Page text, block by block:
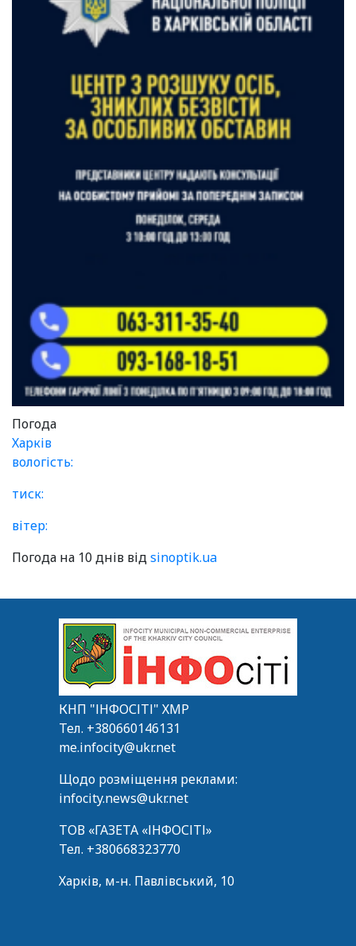
Погода
Харків
вологість:
тиск:
вітер:
Погода на 10 днів відsinoptik.ua
КНП "ІНФОСІТІ" ХМР
Тел. +380660146131
me.infocity@ukr.net
Щодо розміщення реклами:
infocity.news@ukr.net
ТОВ «ГАЗЕТА «ІНФОСІТІ»
Тел. +380668323770
Харків, м-н. Павлівський, 10